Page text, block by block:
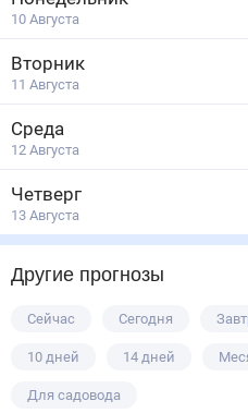
10 Августа
Вторник
11 Августа
Среда
12 Августа
Четверг
13 Августа
Другие прогнозы
Сейчас Сегодня
10 дней 14 дней
Для садовода